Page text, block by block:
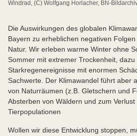
Windrad, (C) Wolfgang Horlacher, BN-
Die Auswirkungen des globalen
Bayern zu erheblichen negativen
Natur. Wir erleben warme Winter ohne
Sommer mit extremer Trockenheit, dazu
Starkregenereignisse mit enormen
Sachwerte. Der Klimawandel führt aber
von Naturräumen (z.B. Gletschern und
Absterben von Wäldern und zum
Tierpopulationen
Wollen wir diese Entwicklung stoppen,